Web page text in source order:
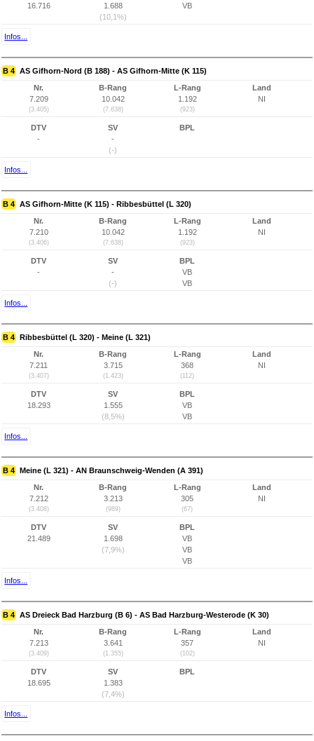
16.716
1.688
(10,1%)
VB
Infos...
B 4 AS Gifhorn-Nord (B 188) - AS Gifhorn-Mitte (K 115)
Nr.
7.209
(3.405)
B-Rang
10.042
(7.638)
L-Rang
1.192
(923)
Land
NI
DTV
-
SV
-
(-)
BPL
Infos...
B 4 AS Gifhorn-Mitte (K 115) - Ribbesbüttel (L 320)
Nr.
7.210
(3.406)
B-Rang
10.042
(7.638)
L-Rang
1.192
(923)
Land
NI
DTV
-
SV
-
(-)
BPL
VB
VB
Infos...
B 4 Ribbesbüttel (L 320) - Meine (L 321)
Nr.
7.211
(3.407)
B-Rang
3.715
(1.423)
L-Rang
368
(112)
Land
NI
DTV
18.293
SV
1.555
(8,5%)
BPL
VB
VB
Infos...
B 4 Meine (L 321) - AN Braunschweig-Wenden (A 391)
Nr.
7.212
(3.408)
B-Rang
3.213
(989)
L-Rang
305
(67)
Land
NI
DTV
21.489
SV
1.698
(7,9%)
BPL
VB
VB
VB
Infos...
B 4 AS Dreieck Bad Harzburg (B 6) - AS Bad Harzburg-Westerode (K 30)
Nr.
7.213
(3.409)
B-Rang
3.641
(1.355)
L-Rang
357
(102)
Land
NI
DTV
18.695
SV
1.383
(7,4%)
BPL
Infos...